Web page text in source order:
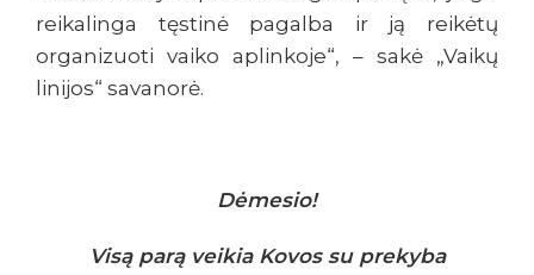
reikalinga tęstinė pagalba ir ją reikėtų
organizuoti vaiko aplinkoje“, – sakė „Vaikų
linijos“ savanorė.
Dėmesio!
Visą parą veikia Kovos su prekyba